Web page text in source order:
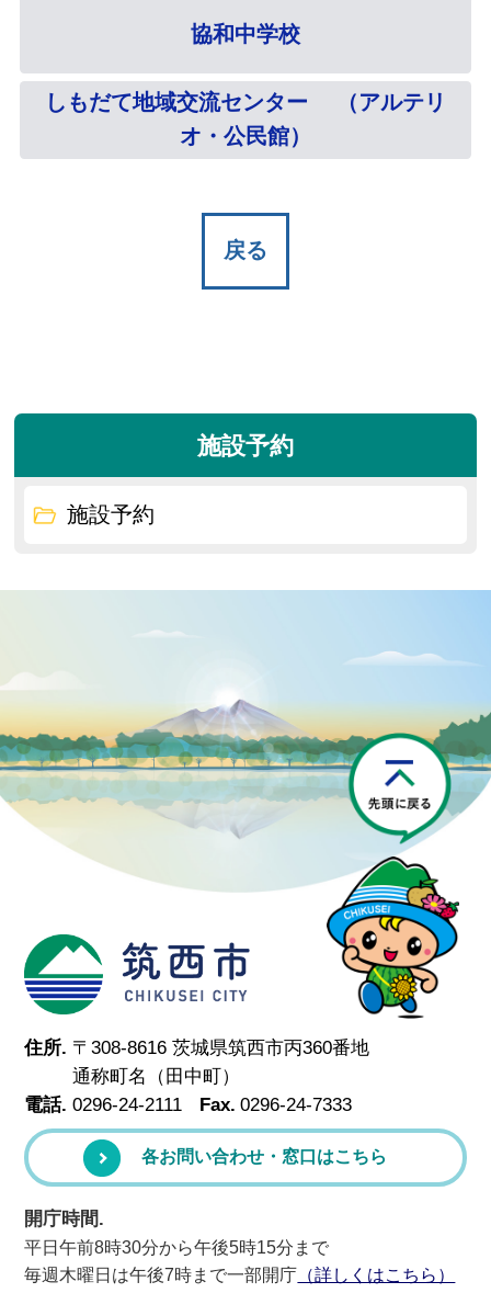
協和中学校
しもだて地域交流センター （アルテリ
オ・公民館）
戻る
施設予約
施設予約
筑西市
住所. 〒308-8616 茨城県筑西市丙360番地
通称町名（田中町）
電話. 0296-24-2111 Fax. 0296-24-7333
各お問い合わせ・窓口はこちら
開庁時間.
平日午前8時30分から午後5時15分まで
毎週木曜日は午後7時まで一部開庁 （詳しくはこちら）